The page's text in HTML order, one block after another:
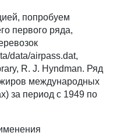
попробуем
первого ряда,
data/airpass.dat,
R. J. Hyndman. Ряд
международных
за период с 1949 по